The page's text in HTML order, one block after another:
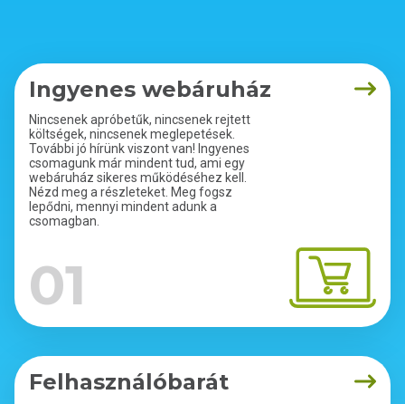
Ingyenes webáruház
Nincsenek apróbetűk, nincsenek rejtett
költségek, nincsenek meglepetések.
További jó hírünk viszont van! Ingyenes
csomagunk már mindent tud, ami egy
webáruház sikeres működéséhez kell.
Nézd meg a részleteket. Meg fogsz
lepődni, mennyi mindent adunk a
csomagban.
01
Felhasználóbarát